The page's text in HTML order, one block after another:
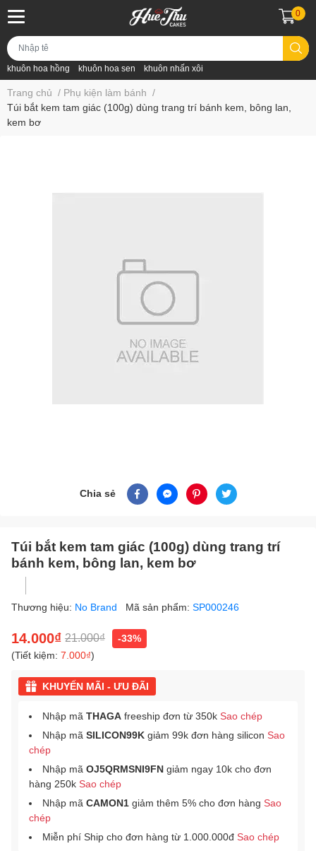
khuôn hoa hồng khuôn hoa sen khuôn nhấn xôi
0
Trang chủ / Phụ kiện làm bánh /
Túi bắt kem tam giác (100g) dùng trang trí bánh kem, bông lan,
kem bơ
Chia sẻ
Túi bắt kem tam giác (100g) dùng trang trí
bánh kem, bông lan, kem bơ
Thương hiệu: No Brand Mã sản phẩm: SP000246
14.000₫ 21.000₫
-33%
(Tiết kiệm: 7.000₫)
KHUYẾN MÃI - ƯU ĐÃI
Nhập mã THAGA freeship đơn từ 350k Sao chép
Nhập mã SILICON99K giảm 99k đơn hàng silicon Sao
chép
Nhập mã OJ5QRMSNI9FN giảm ngay 10k cho đơn
hàng 250k Sao chép
Nhập mã CAMON1 giảm thêm 5% cho đơn hàng Sao
chép
Miễn phí Ship cho đơn hàng từ 1.000.000đ Sao chép